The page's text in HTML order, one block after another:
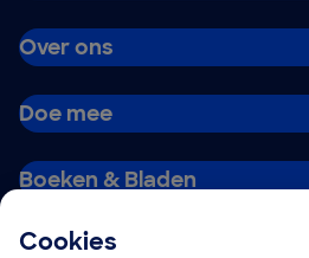
Cookies
Over ons
Doe mee
Boeken & Bladen